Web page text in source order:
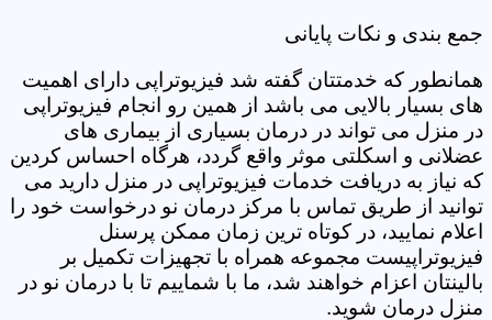
جمع بندی و نکات پایانی
همانطور که خدمتتان گفته شد فیزیوتراپی دارای اهمیت
های بسیار بالایی می باشد از همین رو انجام فیزیوتراپی
در منزل می تواند در درمان بسیاری از بیماری های
عضلانی و اسکلتی موثر واقع گردد، هرگاه احساس کردین
که نیاز به دریافت خدمات فیزیوتراپی در منزل دارید می
توانید از طریق تماس با مرکز درمان نو درخواست خود را
اعلام نمایید، در کوتاه ترین زمان ممکن پرسنل
فیزیوتراپیست مجموعه همراه با تجهیزات تکمیل بر
بالینتان اعزام خواهند شد، ما با شماییم تا با درمان نو در
منزل درمان شوید.